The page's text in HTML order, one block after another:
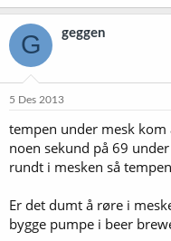
G geggen
5 Des 2013
tempen under mesk
noen sekund på 69
rundt i mesken så
Er det dumt å røre i
bygge pumpe i beer